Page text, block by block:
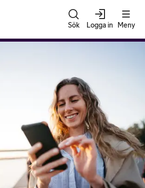
Sök Logga in Meny